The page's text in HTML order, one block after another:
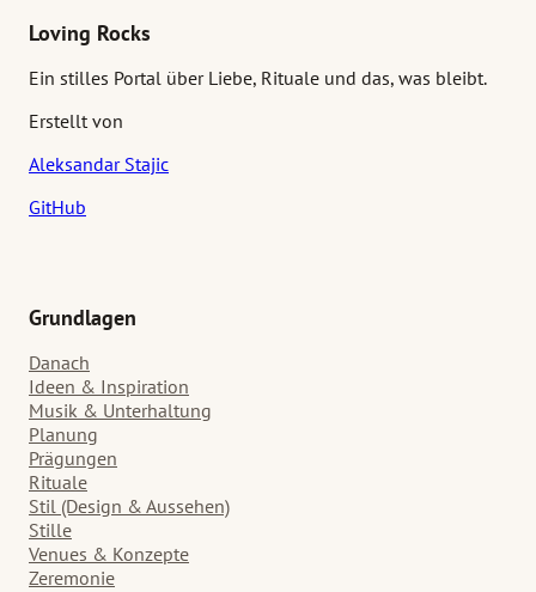
Loving Rocks
Ein stilles Portal über Liebe, Rituale und das, was bleibt.
Erstellt von
Aleksandar Stajic
GitHub
Grundlagen
Danach
Ideen & Inspiration
Musik & Unterhaltung
Planung
Prägungen
Rituale
Stil (Design & Aussehen)
Stille
Venues & Konzepte
Zeremonie